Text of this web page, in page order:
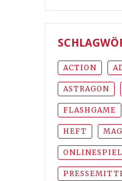
ACTION
ASTRAGON
FLASHGAME
HEFT
ONLINESPIEL